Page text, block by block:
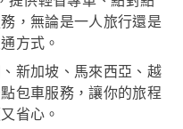
，無論是一人旅行還是
方式。
新加坡、馬來西亞、越
包車服務，讓你的旅程
省心。